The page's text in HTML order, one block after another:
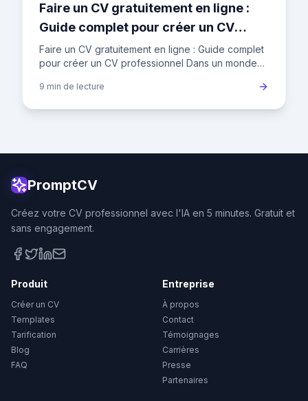
Faire un CV gratuitement en ligne :
Guide complet pour créer un CV
professionnel
Faire un CV gratuitement en ligne : Guide complet
pour créer un CV professionnel Dans un monde
ticket d'entrée
9 min de lecture
PromptCV
Créez votre CV professionnel avec l'IA en 5 minutes. Gratuit et
sans engagement.
Produit
Créer un CV
Templates
Tarification
Blog
FAQ
Entreprise
À propos
Contact
Témoignages
Carrières
Presse
Partenaires